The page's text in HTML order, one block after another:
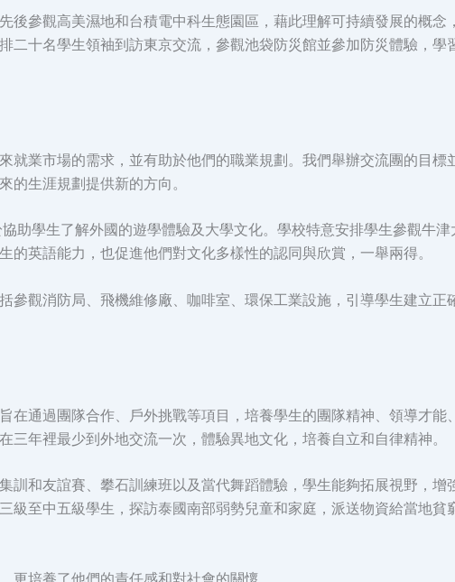
後參觀高美濕地和台積電中科生態園區，藉此理解可持續發展的概念
二十名學生領袖到訪東京交流，參觀池袋防災館並參加防災體驗，學
就業市場的需求，並有助於他們的職業規劃。我們舉辦交流團的目標
的生涯規劃提供新的方向。
助學生了解外國的遊學體驗及大學文化。學校特意安排學生參觀牛
英語能力，也促進他們對文化多樣性的認同與欣賞，一舉兩得。
參觀消防局、飛機維修廠、咖啡室、環保工業設施，引導學生建立正
通過團隊合作、戶外挑戰等項目，培養學生的團隊精神、領導才能
年裡最少到外地交流一次，體驗異地文化，培養自立和自律精神。
訓和友誼賽、攀石訓練班以及當代舞蹈體驗，學生能夠拓展視野，增
級至中五級學生，探訪泰國南部弱勢兒童和家庭，派送物資給當地貧
培養了他們的責任感和對社會的關懷。